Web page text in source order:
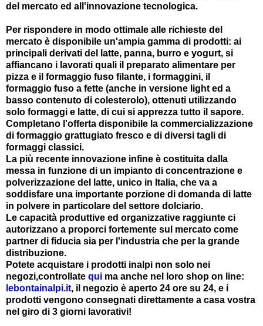
del mercato ed all'innovazione tecnologica.
Per rispondere in modo ottimale alle richieste del
mercato è disponibile un'ampia gamma di prodotti: ai
principali derivati del latte, panna, burro e yogurt, si
affiancano i lavorati quali il preparato alimentare per
pizza e il formaggio fuso filante, i formaggini, il
formaggio fuso a fette (anche in versione light ed a
basso contenuto di colesterolo), ottenuti utilizzando
solo formaggi e latte, di cui si apprezza tutto il sapore.
Completano l'offerta disponibile la commercializzazione
di formaggio grattugiato fresco e di diversi tagli di
formaggi classici.
La più recente innovazione infine è costituita dalla
messa in funzione di un impianto di concentrazione e
polverizzazione del latte, unico in Italia, che va a
soddisfare una importante porzione di domanda di latte
in polvere in particolare del settore dolciario.
Le capacità produttive ed organizzative raggiunte ci
autorizzano a proporci fortemente sul mercato come
partner di fiducia sia per l'industria che per la grande
distribuzione.
Potete acquistare i prodotti inalpi non solo nei
negozi,controllate qui ma anche nel loro shop on line:
lebontainalpi.it, il negozio è aperto 24 ore su 24, e i
prodotti vengono consegnati direttamente a casa vostra
nel giro di 3 giorni lavorativi!